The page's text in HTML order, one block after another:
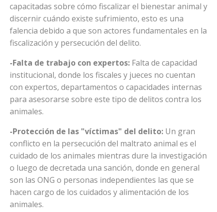
capacitadas sobre cómo fiscalizar el bienestar animal y
discernir cuándo existe sufrimiento, esto es una
falencia debido a que son actores fundamentales en la
fiscalización y persecución del delito.
-Falta de trabajo con expertos: Falta de capacidad
institucional, donde los fiscales y jueces no cuentan
con expertos, departamentos o capacidades internas
para asesorarse sobre este tipo de delitos contra los
animales.
-Protección de las "víctimas" del delito: Un gran
conflicto en la persecución del maltrato animal es el
cuidado de los animales mientras dure la investigación
o luego de decretada una sanción, donde en general
son las ONG o personas independientes las que se
hacen cargo de los cuidados y alimentación de los
animales.